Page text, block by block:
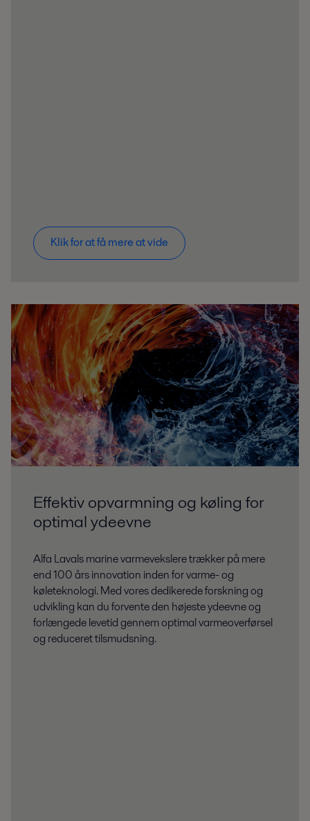
Klik for at få mere at vide
Effektiv opvarmning og køling for
optimal ydeevne
Alfa Lavals marine varmevekslere trækker på mere
end 100 års innovation inden for varme- og
køleteknologi. Med vores dedikerede forskning og
udvikling kan du forvente den højeste ydeevne og
forlængede levetid gennem optimal varmeoverførsel
og reduceret tilsmudsning.